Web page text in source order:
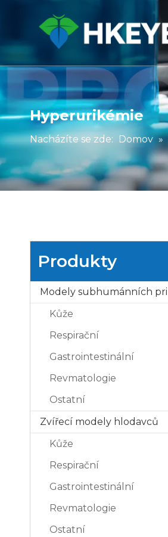
Hyperurikémie
Nacházíte se zde: Domov »
Produkty
Kůže
Respirační
Gastrointestinální
Revmatologie
Ostatní
Zvířecí modely hlodavců
Kůže
Respirační
Gastrointestinální
Revmatologie
Ostatní